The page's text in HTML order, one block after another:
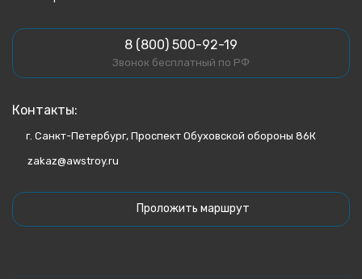
8 (800) 500-92-19
Звонок бесплатный по РФ
Контакты:
г. Санкт-Петербург, Проспект Обуховской обороны 86К
zakaz@awstroy.ru
Проложить маршрут